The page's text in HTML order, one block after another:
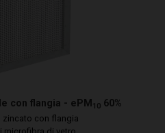
con flangia - ePM 1060%
zincato con flangia